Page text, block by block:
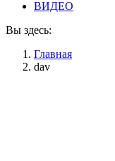
ВИДЕО
Вы здесь:
Главная
dav